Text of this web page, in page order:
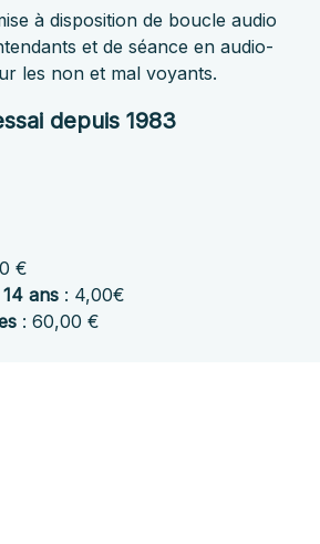
à disposition de boucle audio
et de séance en audio-
les non et mal voyants.
depuis 1983
€
ans: 4,00€
: 60,00 €